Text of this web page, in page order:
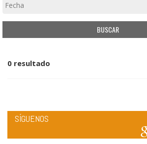
0 resultado
SÍGUENOS